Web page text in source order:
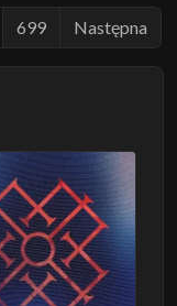
699 Następna